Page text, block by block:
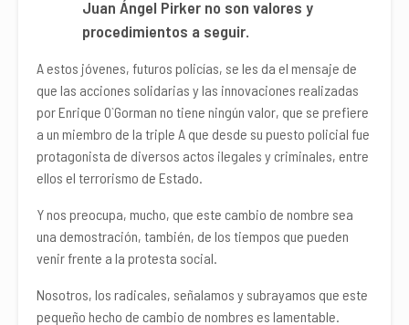
Juan Ángel Pirker no son valores y
procedimientos a seguir.
A estos jóvenes, futuros policías, se les da el mensaje de
que las acciones solidarias y las innovaciones realizadas
por Enrique O`Gorman no tiene ningún valor, que se prefiere
a un miembro de la triple A que desde su puesto policial fue
protagonista de diversos actos ilegales y criminales, entre
ellos el terrorismo de Estado.
Y nos preocupa, mucho, que este cambio de nombre sea
una demostración, también, de los tiempos que pueden
venir frente a la protesta social.
Nosotros, los radicales, señalamos y subrayamos que este
pequeño hecho de cambio de nombres es lamentable.